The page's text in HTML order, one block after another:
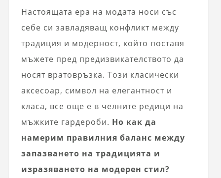
Настоящата ера на модата носи със
себе си завладяващ конфликт между
традиция и модерност, който поставя
мъжете пред предизвикателството да
носят вратовръзка. Този класически
аксесоар, символ на елегантност и
класа, все още е в челните редици на
мъжките гардероби. Но как да
намерим правилния баланс между
запазването на традицията и
изразяването на модерен стил?